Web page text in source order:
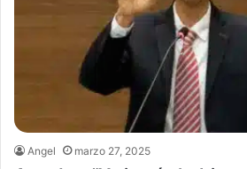
Angel marzo 27, 2025